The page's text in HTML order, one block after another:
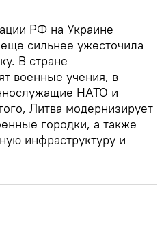
РФ на Украине
сильнее ужесточила
В стране
военные учения, в
НАТО и
Литва модернизирует
городки, а также
инфраструктуру и